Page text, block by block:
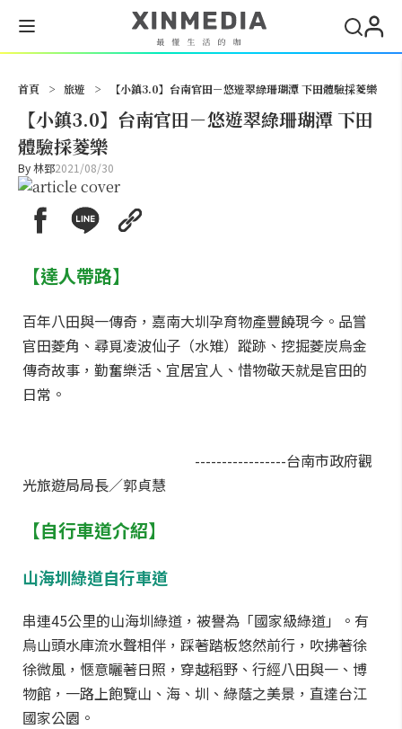
首頁 > 旅遊 > 【小鎮3.0】台南官田－悠遊翠綠珊瑚潭 下田體驗採菱樂
【小鎮3.0】台南官田－悠遊翠綠珊瑚潭 下田
體驗採菱樂
By林郅2021/08/30
【達人帶路】
百年八田與一傳奇，嘉南大圳孕育物產豐饒現今。品嘗
官田菱角、尋覓凌波仙子（水雉）蹤跡、挖掘菱炭烏金
傳奇故事，勤奮樂活、宜居宜人、惜物敬天就是官田的
日常。
-----------------台南市政府觀
光旅遊局局長／郭貞慧
【自行車道介紹】
山海圳綠道自行車道
串連45公里的山海圳綠道，被譽為「國家級綠道」。有
烏山頭水庫流水聲相伴，踩著踏板悠然前行，吹拂著徐
徐微風，愜意曬著日照，穿越稻野、行經八田與一、博
物館，一路上飽覽山、海、圳、綠蔭之美景，直達台江
國家公園。